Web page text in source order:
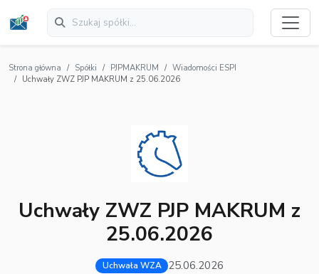
Strona główna Spółki PJPMAKRUM
Wiadomości ESPI
Uchwały ZWZ PJP MAKRUM z 25.06.2026
Uchwały ZWZ PJP MAKRUM z
25.06.2026
Uchwała WZA 25.06.2026